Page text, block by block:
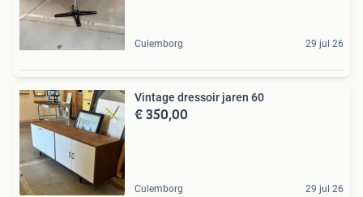
Culemborg 29 jul 26
Vintage dressoir jaren 60
€ 350,00
Culemborg 29 jul 26